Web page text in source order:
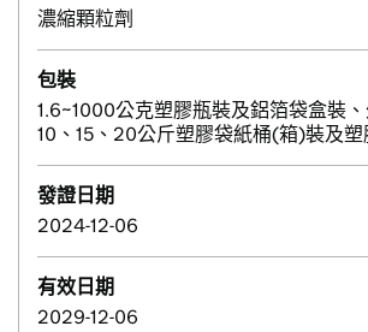
濃縮顆粒劑
包裝
1.6~1000公克塑膠瓶裝及鋁箔袋盒裝、
10、15、20公斤塑膠袋紙桶(箱)裝及
發證日期
2024-12-06
有效日期
2029-12-06